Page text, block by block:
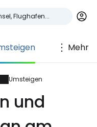
Mehr
Umsteigen
und